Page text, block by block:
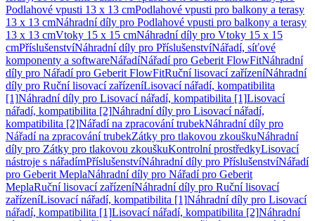
Podlahové vpusti 13 x 13 cmPodlahové vpusti pro balkony a terasy
13 x 13 cmNáhradní díly pro Podlahové vpusti pro balkony a terasy
13 x 13 cmVtoky 15 x 15 cmNáhradní díly pro Vtoky 15 x 15
cmPříslušenstvíNáhradní díly pro PříslušenstvíNářadí, síťové
komponenty a softwareNářadíNářadí pro Geberit FlowFitNáhradní
díly pro Nářadí pro Geberit FlowFitRuční lisovací zařízeníNáhradní
díly pro Ruční lisovací zařízeníLisovací nářadí, kompatibilita
[1]Náhradní díly pro Lisovací nářadí, kompatibilita [1]Lisovací
nářadí, kompatibilita [2]Náhradní díly pro Lisovací nářadí,
kompatibilita [2]Nářadí na zpracování trubekNáhradní díly pro
Nářadí na zpracování trubekZátky pro tlakovou zkouškuNáhradní
díly pro Zátky pro tlakovou zkouškuKontrolní prostředkyLisovací
nástroje s nářadímPříslušenstvíNáhradní díly pro PříslušenstvíNářadí
pro Geberit MeplaNáhradní díly pro Nářadí pro Geberit
MeplaRuční lisovací zařízeníNáhradní díly pro Ruční lisovací
zařízeníLisovací nářadí, kompatibilita [1]Náhradní díly pro Lisovací
nářadí, kompatibilita [1]Lisovací nářadí, kompatibilita [2]Náhradní